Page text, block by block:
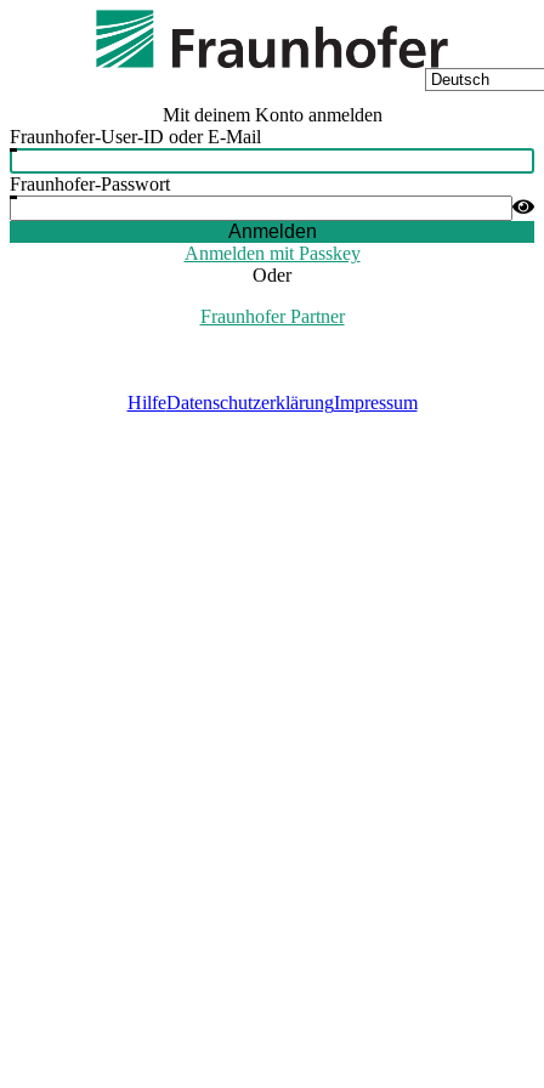
Mit deinem Konto anmelden
Fraunhofer-User-ID oder E-Mail
Fraunhofer-Passwort
Anmelden
Anmelden mit Passkey
Oder
Fraunhofer Partner
HilfeDatenschutzerklärungImpressum